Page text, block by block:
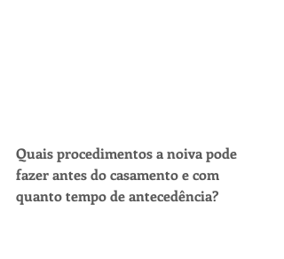
Quais procedimentos a noiva pode
fazer antes do casamento e com
quanto tempo de antecedência?